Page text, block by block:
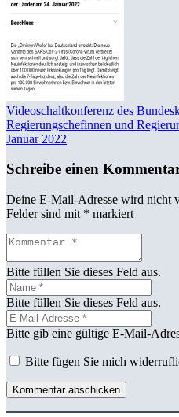
Videoschaltkonferenz des
Regierungschefinnen und
Januar 2022
Schreibe einen
Deine E-Mail-Adresse wird nicht
Felder sind mit * markiert
Bitte füllen Sie dieses Feld aus.
Bitte füllen Sie dieses Feld aus.
Bitte gib eine gültige E-Mail-
Bitte fügen Sie mich
Kommentar abschicken